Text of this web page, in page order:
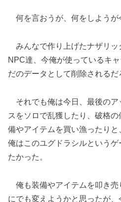
何を言おうが、何をしようが
みんなで作り上げたナザリッ
NPC達、今俺が使っているキ
だのデータとして削除されるだ
それでも俺は今日、最後のア
スをソロで乱獲したり、破格
備やアイテムを買い漁ったり
俺はこのユグドラシルという
たかった。
俺も装備やアイテムを叩き売
にでも変えようかと思ったが